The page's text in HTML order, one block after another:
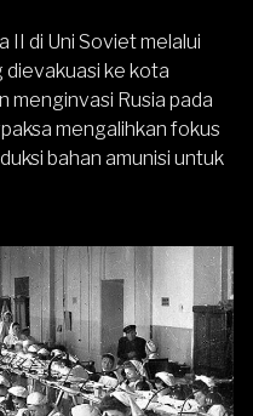
II di Uni Soviet melalui
dievakuasi ke kota
menginvasi Rusia pada
mengalihkan fokus
bahan amunisi untuk